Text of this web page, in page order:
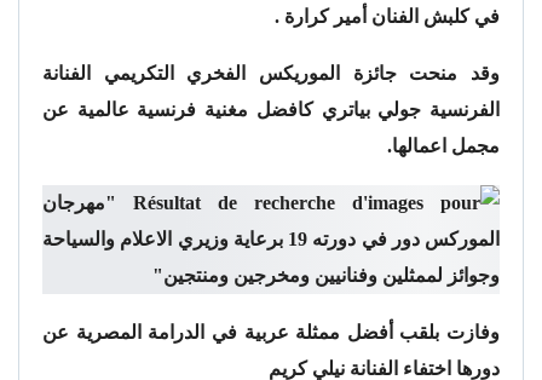
في كلبش الفنان أمير كرارة .
وقد منحت جائزة الموريكس الفخري التكريمي الفنانة
الفرنسية جولي بياتري كافضل مغنية فرنسية عالمية عن
مجمل اعمالها.
وفازت بلقب أفضل ممثلة عربية في الدرامة المصرية عن
دورها اختفاء الفنانة نيلي كريم